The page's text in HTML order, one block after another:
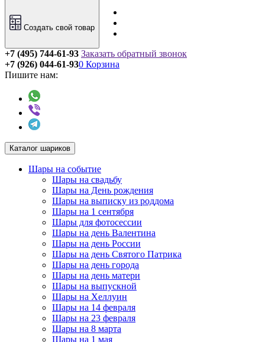
Создать свой товар
+7 (495) 744-61-93 Заказать обратный звонок
+7 (926) 044-61-93
Пишите нам:
0 Корзина
Каталог шариков
Шары на событие
Шары на свадьбу
Шары на День рождения
Шары на выписку из роддома
Шары на 1 сентября
Шары для фотосессии
Шары на день Валентина
Шары на день России
Шары на день Святого Патрика
Шары на день города
Шары на день матери
Шары на выпускной
Шары на Хеллуин
Шары на 14 февраля
Шары на 23 февраля
Шары на 8 марта
Шары на 1 мая